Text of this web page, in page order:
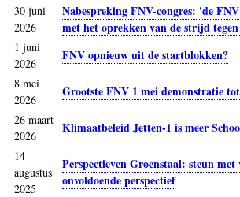
30 juni
2026
Nabespreking FNV-congres: 'de
met het oprekken van de strijd
1 juni
2026
FNV opnieuw uit de startblokken?
8 mei
2026
Grootste FNV 1 mei demonstratie
26 maart
2026
Klimaatbeleid Jetten-1 is meer
14
augustus
2025
Perspectieven Groenstaal: steun
onvoldoende perspectief